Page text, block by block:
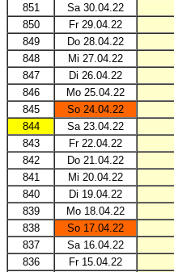
851
Sa 30.04.22
850
Fr 29.04.22
849
Do 28.04.22
848
Mi 27.04.22
847
Di 26.04.22
846
Mo 25.04.22
845
So 24.04.22
844
Sa 23.04.22
843
Fr 22.04.22
842
Do 21.04.22
841
Mi 20.04.22
840
Di 19.04.22
839
Mo 18.04.22
838
So 17.04.22
837
Sa 16.04.22
836
Fr 15.04.22